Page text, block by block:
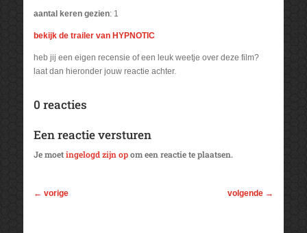
aantal keren gezien: 1
bekijk de trailer van HYPNOTIC
heb jij een eigen recensie of een leuk weetje over deze film?
laat dan hieronder jouw reactie achter.
0 reacties
Een reactie versturen
Je moetingelogd zijn opom een reactie te plaatsen.
← vorige volgende →